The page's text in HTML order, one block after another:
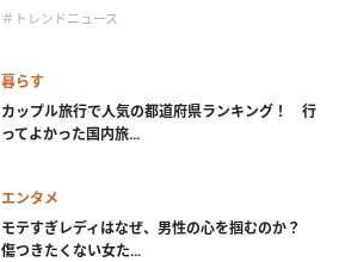
＃トレンドニュース
暮らす
カップル旅行で人気の都道府県ランキング！ 行
ってよかった国内旅...
エンタメ
モテすぎレディはなぜ、男性の心を掴むのか？
傷つきたくない女た...